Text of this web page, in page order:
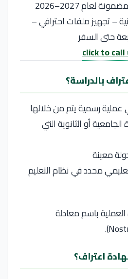
لعام 2027–2026
– تجهيز ملفات احترافي –
حتى السفر
click to call
بالدراسة؟
رسمية يتم من خلالها
أو الثانوية التي
معينة
محدد في نظام التعليم
باسم معادلة
اعتراف؟